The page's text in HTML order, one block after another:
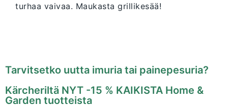
turhaa vaivaa. Maukasta grillikesää!
Tarvitsetko uutta imuria tai painepesuria?
Kärcheriltä NYT -15 % KAIKISTA Home &
Garden tuotteista